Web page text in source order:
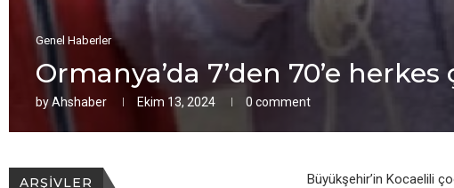
Genel Haberler
Ormanya’da 7’den 70’e
byAhshaber Ekim 13, 2024 0 comment
Büyükşehir’in Kocaelili
ARŞIVLER